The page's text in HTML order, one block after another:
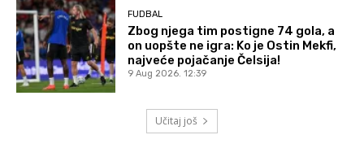
FUDBAL
Zbog njega tim postigne 74 gola, a
on uopšte ne igra: Ko je Ostin Mekfi,
najveće pojačanje Čelsija!
9 Aug 2026. 12:39
Učitaj još